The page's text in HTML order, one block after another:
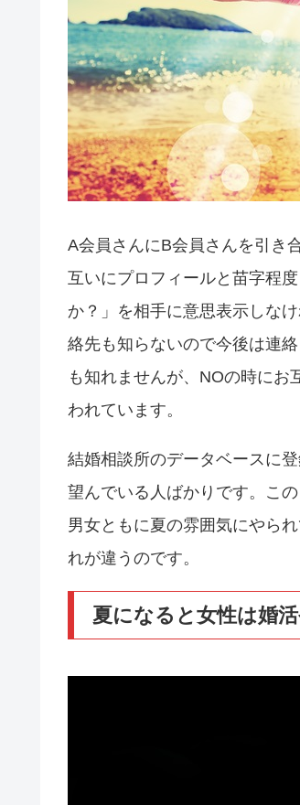
A会員さんにB会員さんを引き
互いにプロフィールと苗字程
か？」を相手に意思表示しな
絡先も知らないので今後は連
も知れませんが、NOの時に
われています。
結婚相談所のデータベースに
望んでいる人ばかりです。こ
男女ともに夏の雰囲気にやら
れが違うのです。
夏になると女性は婚